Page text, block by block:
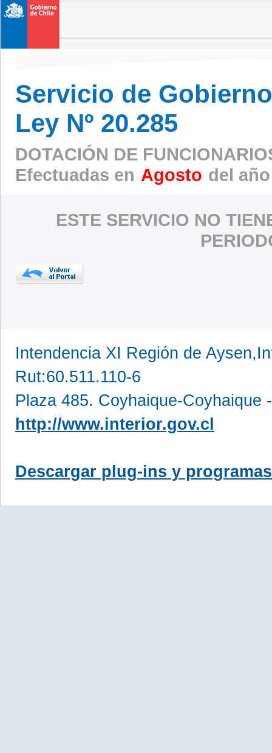
Servicio de
Ley Nº 20.285
DOTACIÓN DE
Efectuadas en Agosto del
ESTE SERVICIO NO
Intendencia XI Región de
Rut:60.511.110-6
Plaza 485. Coyhaique-Coyhaique
http://www.interior.gov.cl
Descargar plug-ins y